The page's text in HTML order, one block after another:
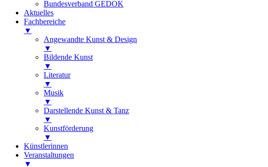
Bundesverband GEDOK
Aktuelles
Fachbereiche
▼
Angewandte Kunst & Design
▼
Bildende Kunst
▼
Literatur
▼
Musik
▼
Darstellende Kunst & Tanz
▼
Kunstförderung
▼
Künstlerinnen
Veranstaltungen
▼